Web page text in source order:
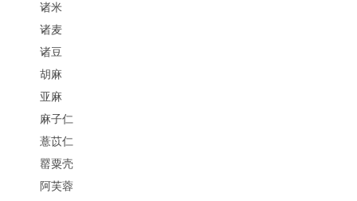
诸米
诸麦
诸豆
胡麻
亚麻
麻子仁
薏苡仁
罂粟壳
阿芙蓉